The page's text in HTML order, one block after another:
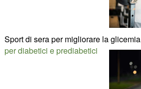
Sport di sera per migliorare la glicemia
per diabetici e prediabetici